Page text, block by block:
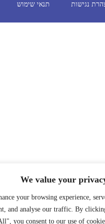
We value your
your browsing experience,
and analyse our traffic. By
you consent to our use of
נגישות תנאי שימוש